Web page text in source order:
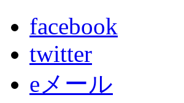
facebook
twitter
eメール